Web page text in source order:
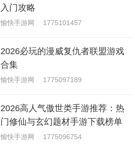
入门攻略
愉快手游网 1775101457
2026必玩的漫威复仇者联盟游戏
合集
愉快手游网 1775097189
2026高人气傲世类手游推荐：热
门修仙与玄幻题材手游下载榜单
愉快手游网 1775096754